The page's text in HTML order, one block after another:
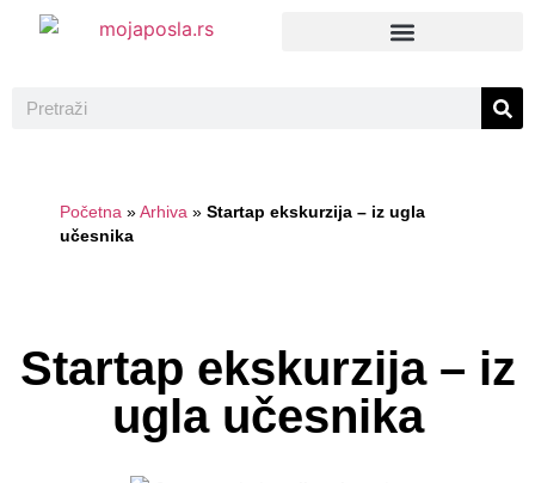
Početna » Arhiva » Startap ekskurzija – iz ugla
učesnika
Startap ekskurzija – iz
ugla učesnika